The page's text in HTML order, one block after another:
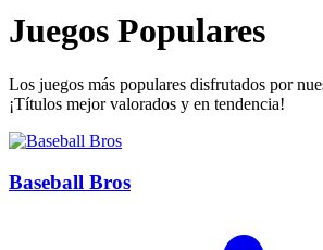
Juegos Populares
Los juegos más populares disfrutados por
¡Títulos mejor valorados y en tendencia!
Baseball Bros